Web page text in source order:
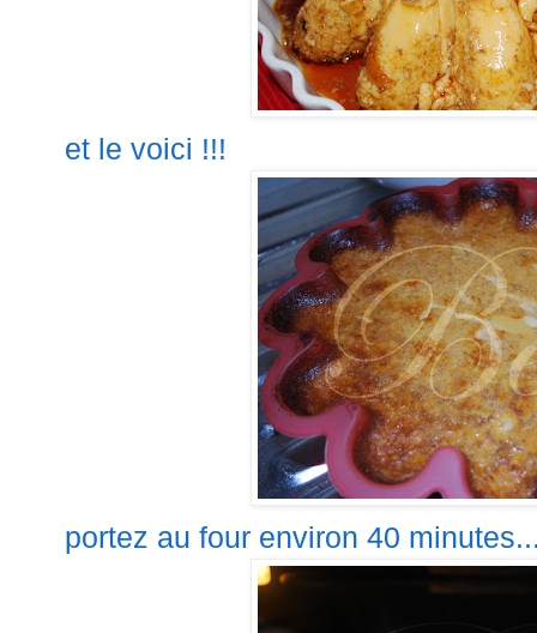
et le voici !!!
portez au four environ 40